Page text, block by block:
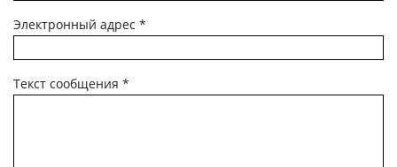
Электронный адрес *
Текст сообщения *